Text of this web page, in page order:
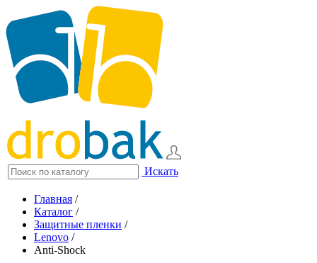
Искать
Главная /
Каталог /
Защитные пленки /
Lenovo /
Anti-Shock